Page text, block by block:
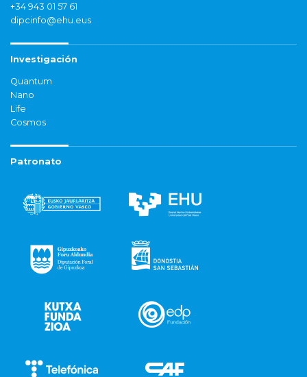
+34 943 01 57 61
dipcinfo@ehu.eus
Investigación
Quantum
Nano
Life
Cosmos
Patronato